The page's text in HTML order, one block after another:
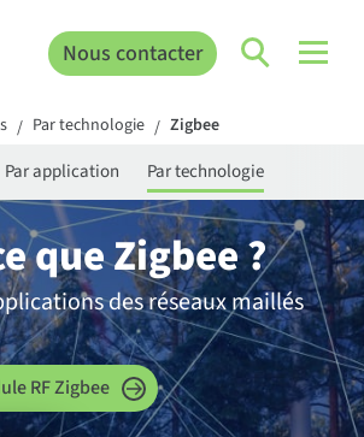
Nous contacter
/ Par technologie / Zigbee
Par application Par technologie
que Zigbee ?
des réseaux maillés
RF Zigbee